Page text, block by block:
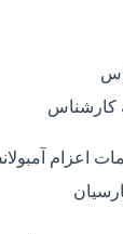
کارشناس
اعزام